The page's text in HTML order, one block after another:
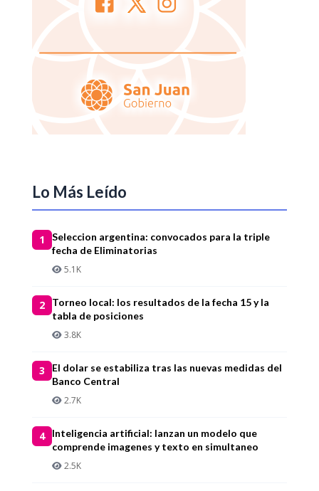
Lo Más Leído
1
Seleccion argentina: convocados para la triple
fecha de Eliminatorias
5.1K
2
Torneo local: los resultados de la fecha 15 y la
tabla de posiciones
3.8K
3
El dolar se estabiliza tras las nuevas medidas del
Banco Central
2.7K
4
Inteligencia artificial: lanzan un modelo que
comprende imagenes y texto en simultaneo
2.5K